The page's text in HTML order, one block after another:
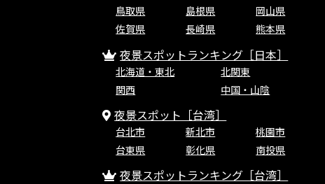
鳥取県
島根県 岡山県
佐賀県
長崎県 熊本県
夜景スポットランキング［日本］
北海道・東北 北関東
関西
中国・山陰
夜景スポット［台湾］
台北市 新北市 桃園市
台東県
彰化県 南投県
夜景スポットランキング［台湾］